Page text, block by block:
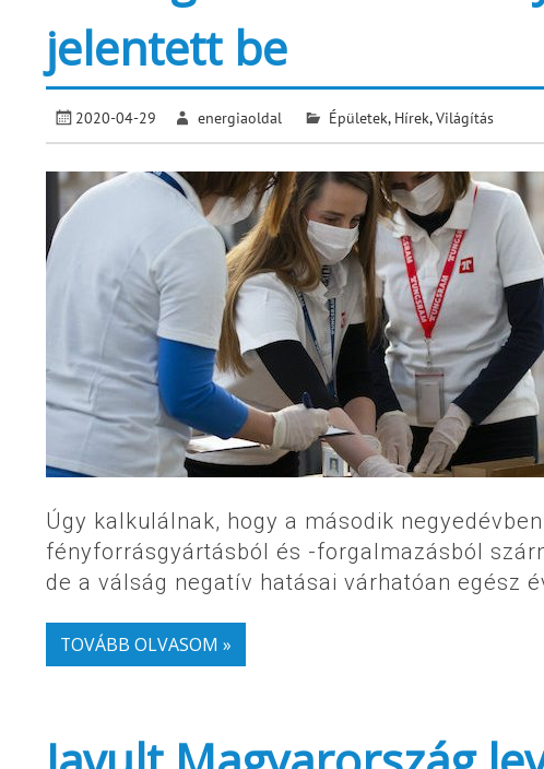
jelentett be
2020-04-29 energiaoldal Épületek, Hírek,Világítás
Úgy kalkulálnak, hogy a második
fényforrásgyártásból és -forgalmazásból
de a válság negatív hatásai várhatóan egész
TOVÁBB OLVASOM »